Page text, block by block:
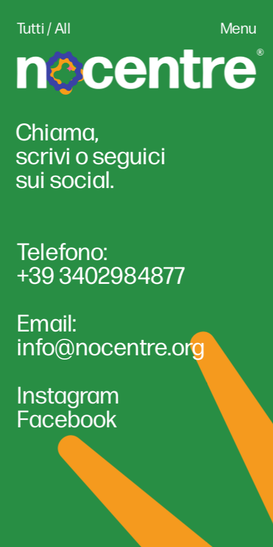
Menu
Tutti / All
Chiama,
scrivi o seguici
sui social.
Telefono:
+39 3402984877
Email:
info@nocentre.org
Instagram
Facebook